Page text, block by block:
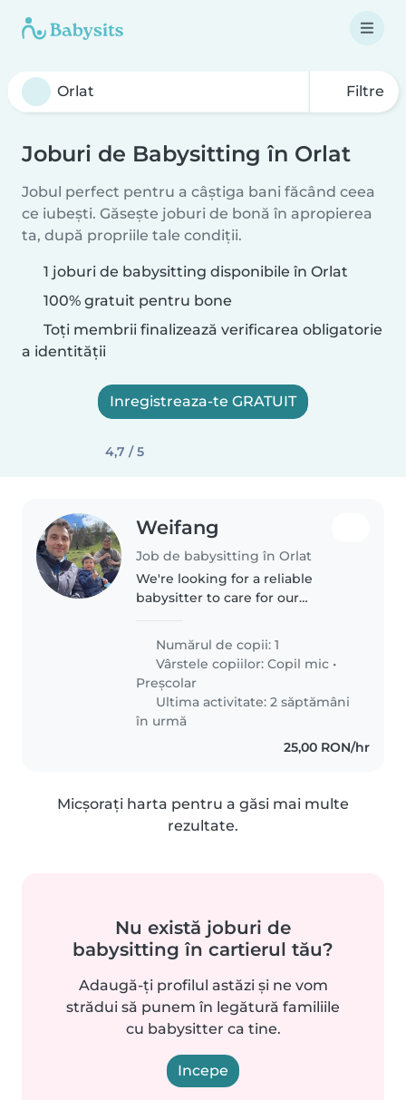
Filtre
Joburi de Babysitting în Orlat
Jobul perfect pentru a câștiga bani făcând ceea
ce iubești. Găsește joburi de bonă în apropierea
ta, după propriile tale condiții.
1 joburi de babysitting disponibile în Orlat
100% gratuit pentru bone
Toți membrii finalizează verificarea obligatorie
a identității
Inregistreaza-te GRATUIT
4,7 / 5
Weifang
Job de babysitting în Orlat
We're looking for a reliable
babysitter to care for our
energetic toddler and
preschooler at our home.
Experience with special needs is
a plus.
Numărul de copii: 1
Vârstele copiilor:Copil mic •
Preșcolar
Ultima activitate: 2 săptămâni
în urmă
25,00 RON/hr
Micșorați harta pentru a găsi mai multe
rezultate.
Nu există joburi de
babysitting în cartierul tău?
Adaugă-ți profilul astăzi și ne vom
strădui să punem în legătură familiile
cu babysitter ca tine.
Incepe